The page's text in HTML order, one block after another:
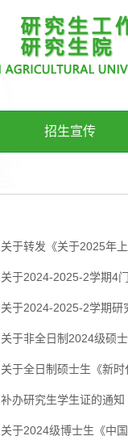
招生宣传
关于转发《关于2025年
关于2024-2025-2学期4
关于2024-2025-2学期研
关于非全日制2024级硕
关于全日制硕士生《新
补办研究生学生证的通知
关于2024级博士生《中